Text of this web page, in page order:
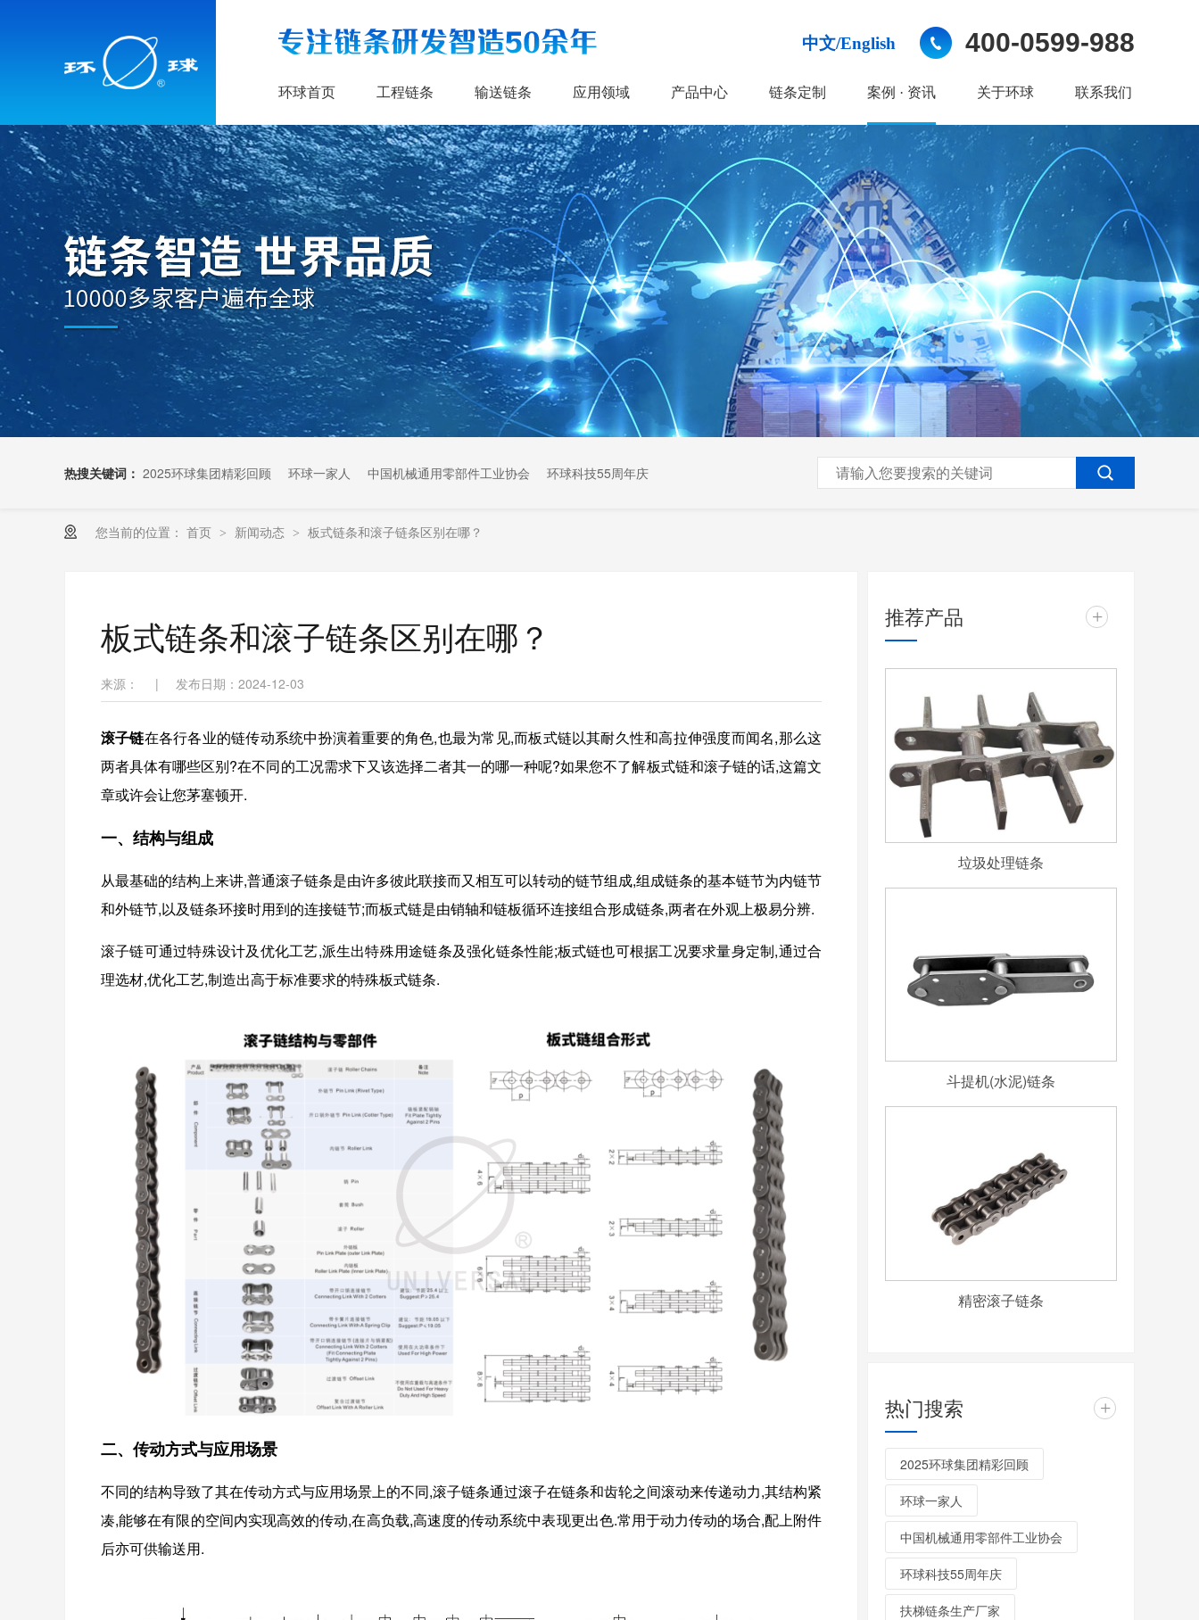
中文/English 400-0599-988
环球首页 工程链条 输送链条 应用领域 产品中心 链条定制 案例 · 资讯 关于环球 联系我们
热搜关键词： 2025环球集团精彩回顾 环球一家人 中国机械通用零部件工业协会 环球科技55周年庆
扶梯链条生产厂家
您当前的位置： 首页 > 新闻动态 > 板式链条和滚子链条区别在哪？
板式链条和滚子链条区别在哪？
来源： | 发布日期：2024-12-03
滚子链在各行各业的链传动系统中扮演着重要的角色,也最为常见,而板式链以其耐久性和高拉伸强度而闻名,那么这
两者具体有哪些区别?在不同的工况需求下又该选择二者其一的哪一种呢?如果您不了解板式链和滚子链的话,这篇文
章或许会让您茅塞顿开.
一、结构与组成
从最基础的结构上来讲,普通滚子链条是由许多彼此联接而又相互可以转动的链节组成,组成链条的基本链节为内链节
和外链节,以及链条环接时用到的连接链节;而板式链是由销轴和链板循环连接组合形成链条,两者在外观上极易分辨.
滚子链可通过特殊设计及优化工艺,派生出特殊用途链条及强化链条性能;板式链也可根据工况要求量身定制,通过合
理选材,优化工艺,制造出高于标准要求的特殊板式链条.
二、传动方式与应用场景
不同的结构导致了其在传动方式与应用场景上的不同,滚子链条通过滚子在链条和齿轮之间滚动来传递动力,其结构紧
凑,能够在有限的空间内实现高效的传动,在高负载,高速度的传动系统中表现更出色.常用于动力传动的场合,配上附件
后亦可供输送用.
推荐产品 +
垃圾处理链条
斗提机(水泥)链条
精密滚子链条
热门搜索 +
2025环球集团精彩回顾
环球一家人
中国机械通用零部件工业协会
环球科技55周年庆
扶梯链条生产厂家